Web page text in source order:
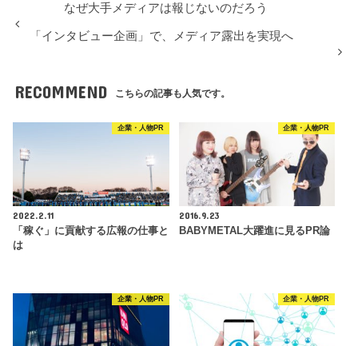
なぜ大手メディアは報じないのだろう
「インタビュー企画」で、メディア露出を実現へ
RECOMMEND こちらの記事も人気です。
企業・人物PR
2022.2.11
「稼ぐ」に貢献する広報の仕事と
は
企業・人物PR
2016.9.23
BABYMETAL大躍進に見るPR論
企業・人物PR 企業・人物PR